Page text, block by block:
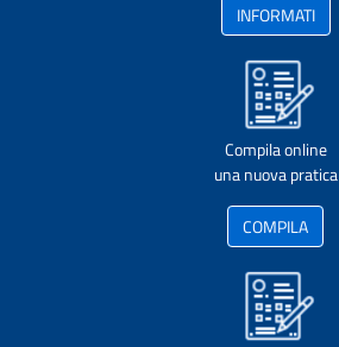
INFORMATI
Compila online
una nuova pratica
COMPILA